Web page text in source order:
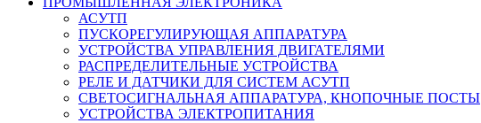
АСУТП
ПУСКОРЕГУЛИРУЮЩАЯ АППАРАТУРА
УСТРОЙСТВА УПРАВЛЕНИЯ ДВИГАТЕЛЯМИ
РАСПРЕДЕЛИТЕЛЬНЫЕ УСТРОЙСТВА
РЕЛЕ И ДАТЧИКИ ДЛЯ СИСТЕМ АСУТП
СВЕТОСИГНАЛЬНАЯ АППАРАТУРА, КНОПОЧНЫЕ ПОСТЫ
УСТРОЙСТВА ЭЛЕКТРОПИТАНИЯ